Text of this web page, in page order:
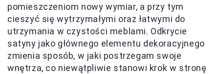
pomieszczeniom nowy wymiar, a przy tym
cieszyć się wytrzymałymi oraz łatwymi do
utrzymania w czystości meblami. Odkrycie
satyny jako głównego elementu dekoracyjnego
zmienia sposób, w jaki postrzegam swoje
wnętrza, co niewątpliwie stanowi krok w stronę